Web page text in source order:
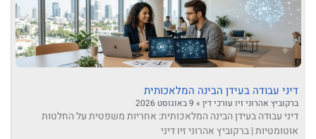
דיני עבודה בעידן הבינה המלאכותית
ברקוביץ אהרוני זיו עורכי דין
דיני עבודה בעידן הבינה המלאכותית: אחריות משפטית על החלטות
אוטומטיות | ברקוביץ אהרוני זיו דיני